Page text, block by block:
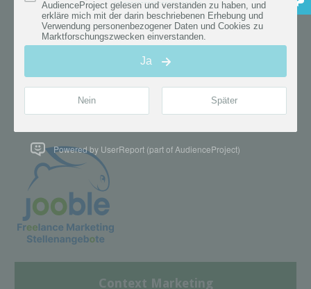
Context Marketing
Powered by UserReport (part of AudienceProject)